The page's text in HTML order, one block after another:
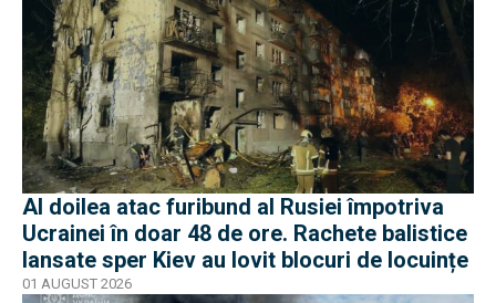
Al doilea atac furibund al Rusiei împotriva
Ucrainei în doar 48 de ore. Rachete balistice
lansate sper Kiev au lovit blocuri de locuințe
01 AUGUST 2026